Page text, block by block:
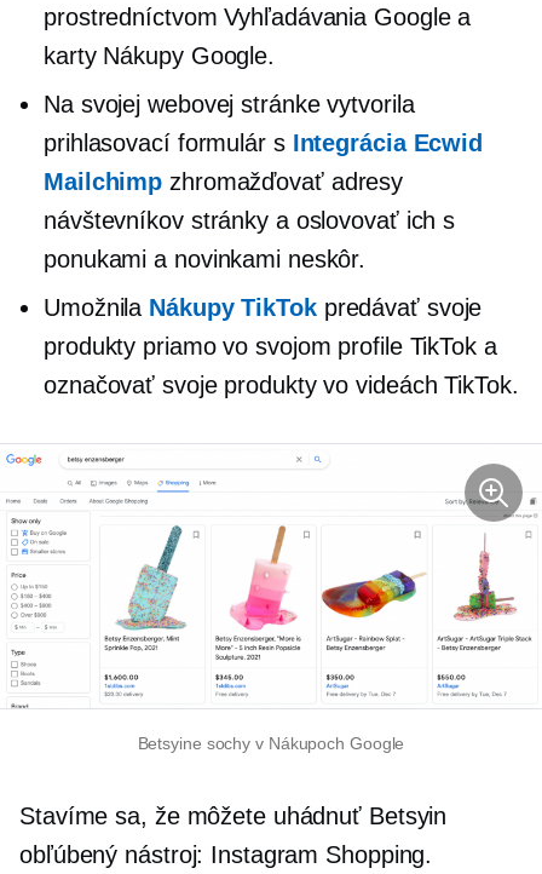
prostredníctvom Vyhľadávania Google a
karty Nákupy Google.
Na svojej webovej stránke vytvorila
prihlasovací formulár s Integrácia Ecwid
Mailchimp zhromažďovať adresy
návštevníkov stránky a oslovovať ich s
ponukami a novinkami neskôr.
Umožnila Nákupy TikTokpredávať svoje
produkty priamo vo svojom profile TikTok a
označovať svoje produkty vo videách TikTok.
Betsyine sochy v Nákupoch Google
Stavíme sa, že môžete uhádnuť Betsyin
obľúbený nástroj: Instagram Shopping.